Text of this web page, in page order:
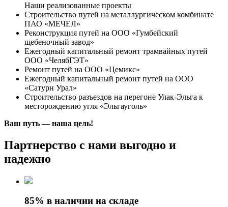
Наши реализованные проекты
Строительство путей на металлургическом комбинате
ПАО «МЕЧЕЛ»
Реконструкция путей на ООО «Гумбейский
щебеночный завод»
Ежегодный капитальный ремонт трамвайных путей
ООО «ЧелябГЭТ»
Ремонт путей на ООО «Цемикс»
Ежегодный капитальный ремонт путей на ООО
«Сатурн Урал»
Строительство разъездов на перегоне Улак-Эльга к
месторождению угля «Эльгауголь»
Ваш путь — наша цель!
Партнерство с нами выгодно и
надежно
85% в наличии на складе